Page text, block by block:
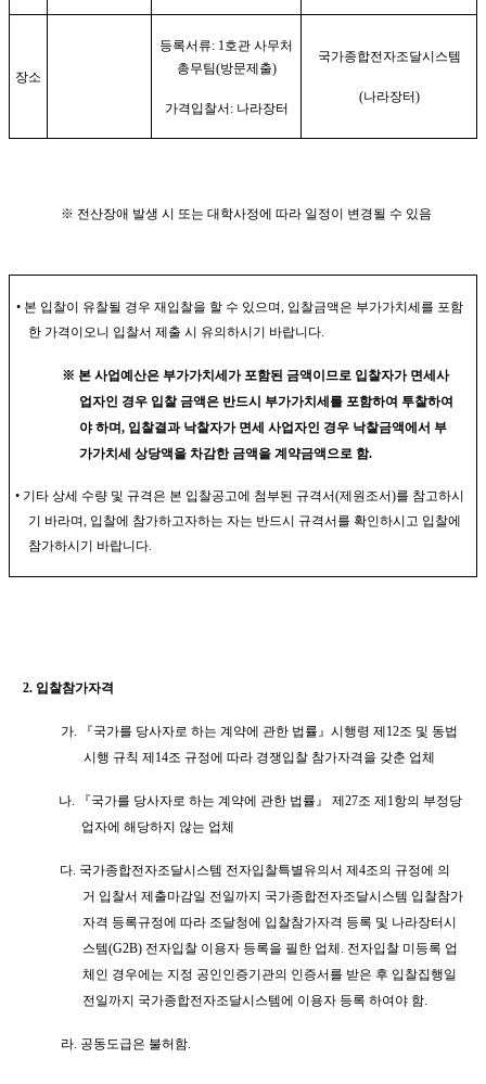
장소
등록서류: 1호관 사무처
총무팀(방문제출)
가격입찰서: 나라장터
국가종합전자조달시스템
(나라장터)
※ 전산장애 발생 시 또는 대학사정에 따라 일정이 변경될 수 있음
• 본 입찰이 유찰될 경우 재입찰을 할 수 있으며, 입찰금액은 부가가치세를 포함
한 가격이오니 입찰서 제출 시 유의하시기 바랍니다.
※ 본 사업예산은 부가가치세가 포함된 금액이므로 입찰자가 면세사
업자인 경우 입찰 금액은 반드시 부가가치세를 포함하여 투찰하여
야 하며, 입찰결과 낙찰자가 면세 사업자인 경우 낙찰금액에서 부
가가치세 상당액을 차감한 금액을 계약금액으로 함.
• 기타 상세 수량 및 규격은 본 입찰공고에 첨부된 규격서(제원조서)를 참고하시
기 바라며, 입찰에 참가하고자하는 자는 반드시 규격서를 확인하시고 입찰에
참가하시기 바랍니다.
2. 입찰참가자격
가. 『국가를 당사자로 하는 계약에 관한 법률』 시행령 제12조 및 동법
시행 규칙 제14조 규정에 따라 경쟁입찰 참가자격을 갖춘 업체
나. 『국가를 당사자로 하는 계약에 관한 법률』제27조 제1항의 부정당
업자에 해당하지 않는 업체
다. 국가종합전자조달시스템 전자입찰특별유의서 제4조의 규정에 의
거 입찰서 제출마감일 전일까지 국가종합전자조달시스템 입찰참가
자격 등록규정에 따라 조달청에 입찰참가자격 등록 및 나라장터시
스템(G2B) 전자입찰 이용자 등록을 필한 업체. 전자입찰 미등록 업
체인 경우에는 지정 공인인증기관의 인증서를 받은 후 입찰집행일
전일까지 국가종합전자조달시스템에 이용자 등록 하여야 함.
라. 공동도급은 불허함.